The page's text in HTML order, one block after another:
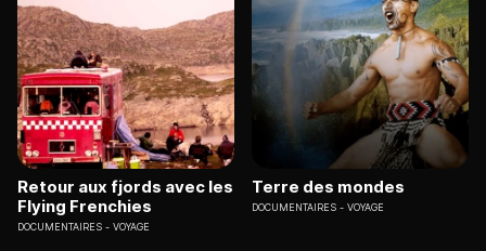
Retour aux fjords avec les
Flying Frenchies
DOCUMENTAIRES VOYAGE
Terre des mondes
DOCUMENTAIRES VOYAGE